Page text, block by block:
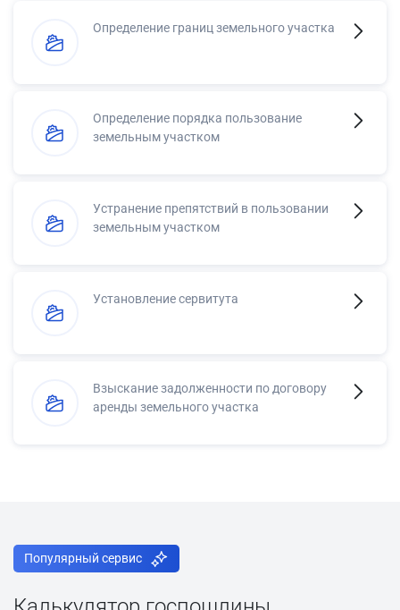
Определение границ земельного участка
Определение порядка пользование
земельным участком
Устранение препятствий в пользовании
земельным участком
Установление сервитута
Взыскание задолженности по договору
аренды земельного участка
Популярный сервис